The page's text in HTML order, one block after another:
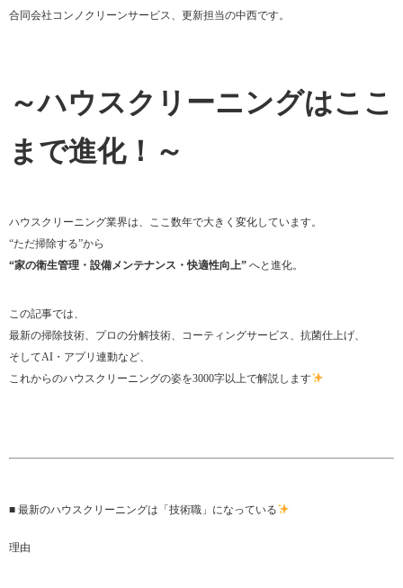
合同会社コンノクリーンサービス、更新担当の中西です。
～ハウスクリーニングはここ
まで進化！～
ハウスクリーニング業界は、ここ数年で大きく変化しています。
“ただ掃除する”から
“家の衛生管理・設備メンテナンス・快適性向上” へと進化。
この記事では、
最新の掃除技術、プロの分解技術、コーティングサービス、抗菌仕上げ、
そしてAI・アプリ連動など、
これからのハウスクリーニングの姿を3000字以上で解説します
■ 最新のハウスクリーニングは「技術職」になっている
理由